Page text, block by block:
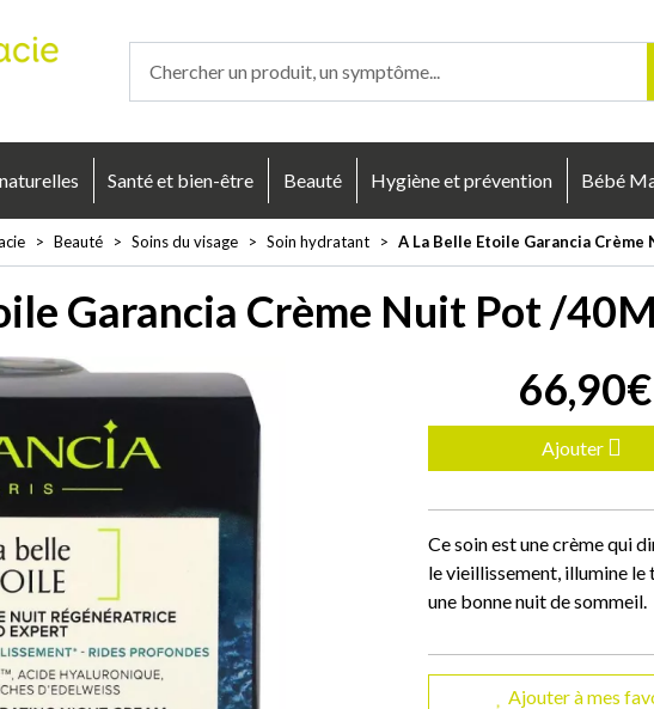
Santé et bien-être Beauté Hygiène et prévention Bébé
Beauté Soins du visage Soin hydratant A La Belle Etoile Garancia Crème
Garancia Crème Nuit Pot /
66,90€
Ajouter
Ce soin est une crème qui
le vieillissement, illumine le
une bonne nuit de sommeil.
Ajouter à mes